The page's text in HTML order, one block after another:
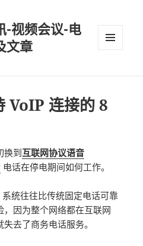
-视频会议-电
文章
VoIP 连接的 8
换到互联网协议语音
电话在停电期间如何工作。
系统往往比传统固定电话可靠
因为整个网络都在互联网
去了商务电话服务。